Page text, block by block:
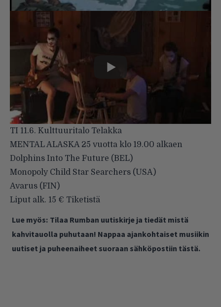
TI 11.6. Kulttuuritalo Telakka
MENTAL ALASKA 25 vuotta klo 19.00 alkaen
Dolphins Into The Future (BEL)
Monopoly Child Star Searchers (USA)
Avarus (FIN)
Liput alk. 15 € Tiketistä
Lue myös: Tilaa Rumban uutiskirje ja tiedät mistä
kahvitauolla puhutaan! Nappaa ajankohtaiset musiikin
uutiset ja puheenaiheet suoraan sähköpostiin tästä.